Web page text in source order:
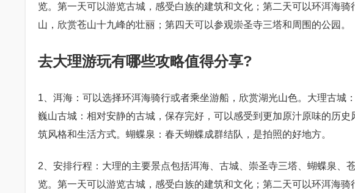
览。第一天可以游览古城，感受白族的建筑和文化；第二天可以环洱海
山，欣赏苍山十九峰的壮丽；第四天可以参观崇圣寺三塔和周围的公园。
去大理游玩有哪些攻略值得分享?
1、洱海：可以选择环洱海骑行或者乘坐游船，欣赏湖光山色。大理古城
巍山古城：相对安静的古城，保存完好，可以感受到更加原汁原味的历
筑风格和生活方式。蝴蝶泉：春天蝴蝶成群结队，是拍照的好地方。
2、安排行程：大理的主要景点包括洱海、古城、崇圣寺三塔、蝴蝶泉、
览。第一天可以游览古城，感受白族的建筑和文化；第二天可以环洱海